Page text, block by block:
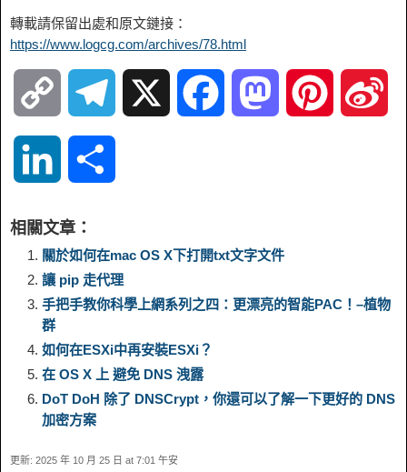
轉載請保留出處和原文鏈接：
https://www.logcg.com/archives/78.html
o
y
L
n
k
g
a
n
k
e
d
a
r
e
相關文章：
關於如何在mac OS X下打開txt文字文件
讓 pip 走代理
手把手教你科學上網系列之四：更漂亮的智能PAC！–植物
群
如何在ESXi中再安裝ESXi？
在 OS X 上 避免 DNS 洩露
DoT DoH 除了 DNSCrypt，你還可以了解一下更好的 DNS
加密方案
更新: 2025 年 10 月 25 日 at 7:01 午安